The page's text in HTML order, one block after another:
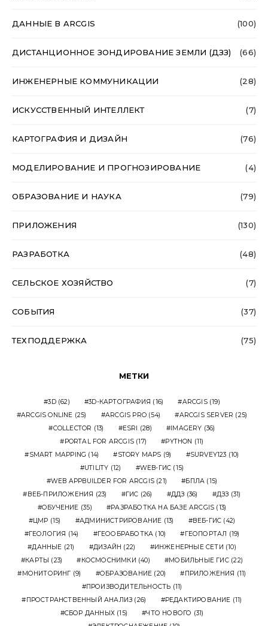
ДАННЫЕ В ARCGIS (100)
ДИСТАНЦИОННОЕ ЗОНДИРОВАНИЕ ЗЕМЛИ (ДЗЗ) (66)
ИНЖЕНЕРНЫЕ КОММУНИКАЦИИ (28)
ИСКУССТВЕННЫЙ ИНТЕЛЛЕКТ (7)
КАРТОГРАФИЯ И ДИЗАЙН (76)
МОДЕЛИРОВАНИЕ И ПРОГНОЗИРОВАНИЕ (4)
ОБРАЗОВАНИЕ И НАУКА (79)
ПРИЛОЖЕНИЯ (130)
РАЗРАБОТКА (48)
СЕЛЬСКОЕ ХОЗЯЙСТВО (7)
СОБЫТИЯ (37)
ТЕХПОДДЕРЖКА (75)
МЕТКИ
3D(62) 3D-КАРТОГРАФИЯ (16) ARCGIS(19)
ARCGIS ONLINE (25) ARCGIS PRO (54) ARCGIS SERVER (25)
COLLECTOR (13) ESRI (28) IMAGERY (36)
PORTAL FOR ARCGIS (17) PYTHON (11)
SMART MAPPING (14) STORY MAPS (9) SURVEY123 (10)
UTILITY (12) WEB-ГИС (15)
WEB APPBUILDER FOR ARCGIS(21) БПЛА (15)
ВЕБ-ПРИЛОЖЕНИЯ (23) ГИС (26) ДДЗ (36) ДЗЗ (31)
ОБУЧЕНИЕ (35) РАЗРАБОТКА НА БАЗЕ ARCGIS (13)
ЦМР (15) АДМИНИСТРИРОВАНИЕ (13) ВЕБ-ГИС (42)
ГЕОЛОГИЯ (14) ГЕООБРАБОТКА (10) ГЕОПОРТАЛ (19)
ДАННЫЕ (21) ДИЗАЙН (22) ИНЖЕНЕРНЫЕ СЕТИ (10)
КАРТЫ (23) КОСМОСНИМКИ (40) МОБИЛЬНЫЕ ГИС(22)
МОНИТОРИНГ (9) ОБРАЗОВАНИЕ (20) ПРИЛОЖЕНИЯ (11)
ПРОИЗВОДИТЕЛЬНОСТЬ (11)
ПРОСТРАНСТВЕННЫЙ АНАЛИЗ (26) РЕДАКТИРОВАНИЕ (11)
СБОР ДАННЫХ (15) ЧТО НОВОГО (31)